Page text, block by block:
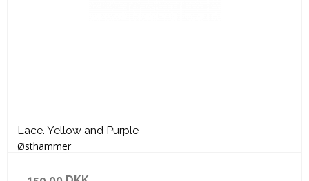
Lace. Yellow and Purple
Østhammer